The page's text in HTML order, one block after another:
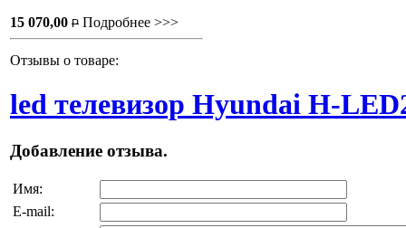
15 070,00 P Подробнее >>>
Отзывы о товаре:
led телевизор Hyundai H-
Добавление отзыва.
Имя:
E-mail: